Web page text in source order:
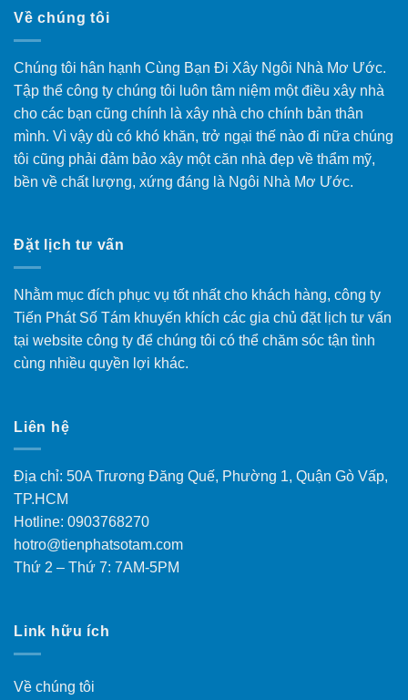
Về chúng tôi
Chúng tôi hân hạnh Cùng Bạn Đi Xây Ngôi Nhà Mơ Ước.
Tập thể công ty chúng tôi luôn tâm niệm một điều xây nhà
cho các bạn cũng chính là xây nhà cho chính bản thân
mình. Vì vậy dù có khó khăn, trở ngại thế nào đi nữa chúng
tôi cũng phải đảm bảo xây một căn nhà đẹp về thẩm mỹ,
bền về chất lượng, xứng đáng là Ngôi Nhà Mơ Ước.
Đặt lịch tư vấn
Nhằm mục đích phục vụ tốt nhất cho khách hàng, công ty
Tiến Phát Số Tám khuyến khích các gia chủ đặt lịch tư vấn
tại website công ty để chúng tôi có thể chăm sóc tận tình
cùng nhiều quyền lợi khác.
Liên hệ
Địa chỉ: 50A Trương Đăng Quế, Phường 1, Quận Gò Vấp,
TP.HCM
Hotline: 0903768270
hotro@tienphatsotam.com
Thứ 2 – Thứ 7: 7AM-5PM
Link hữu ích
Về chúng tôi